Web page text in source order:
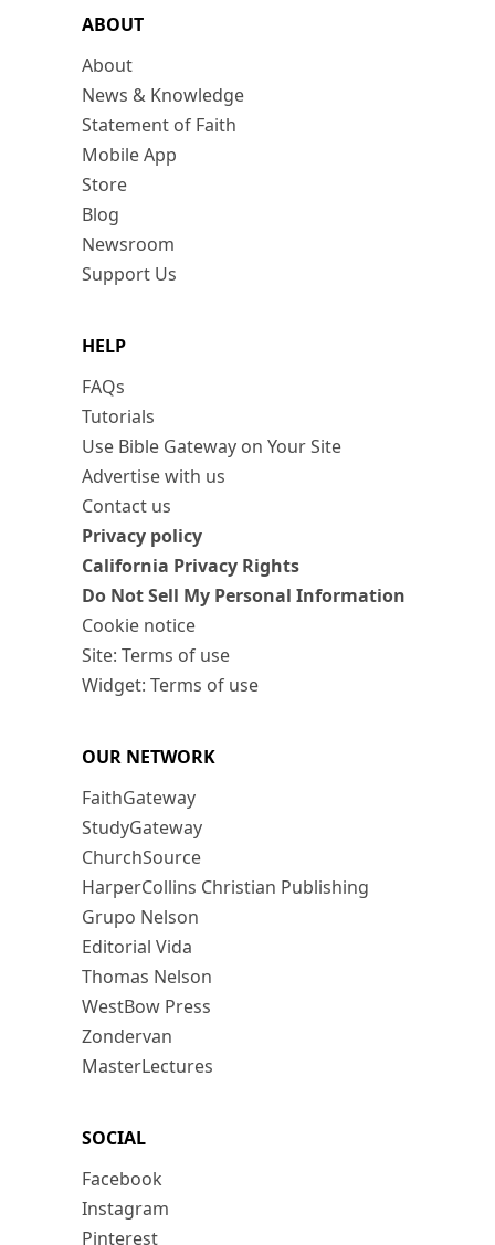
ABOUT
About
News & Knowledge
Statement of Faith
Mobile App
Store
Blog
Newsroom
Support Us
HELP
FAQs
Tutorials
Use Bible Gateway on Your Site
Advertise with us
Contact us
Privacy policy
California Privacy Rights
Do Not Sell My Personal Information
Cookie notice
Site: Terms of use
Widget: Terms of use
OUR NETWORK
FaithGateway
StudyGateway
ChurchSource
HarperCollins Christian Publishing
Grupo Nelson
Editorial Vida
Thomas Nelson
WestBow Press
Zondervan
MasterLectures
SOCIAL
Facebook
Instagram
Pinterest